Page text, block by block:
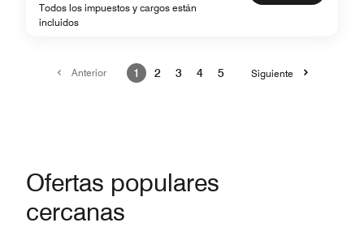
Todos los impuestos y cargos están
incluidos
Anterior 1 2 3 4 5 Siguiente
Ofertas populares
cercanas